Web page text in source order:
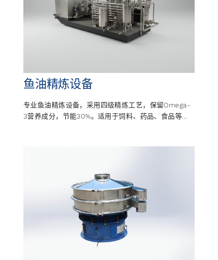
鱼油精炼设备
专业鱼油精炼设备，采用四级精炼工艺，保留Omega-
3营养成分，节能30%。适用于饲料、药品、食品等...